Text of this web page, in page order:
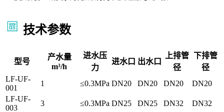
技术参数
型号
产水量
m³/h
进水压
力
进水口 出水口
上排管
径
下排管
径
LF-UF-
001
1 ≤0.3MPa DN20 DN20 DN20
DN20
LF-UF-
003
3 ≤0.3MPa DN25 DN25 DN32
DN32